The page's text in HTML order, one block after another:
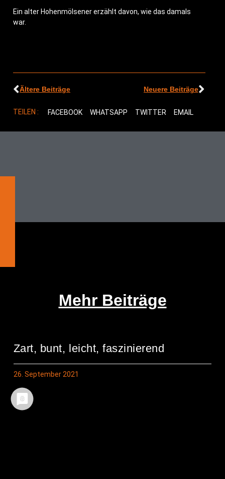
Ein alter Hohenmöl­se­ner erzählt davon, wie das damals
war.
Ältere Beiträge Neuere Beiträge
TEILEN : FACEBOOK WHATSAPP TWITTER EMAIL
Mehr Beiträge
Zart, bunt, leicht, faszinierend
26. September 2021